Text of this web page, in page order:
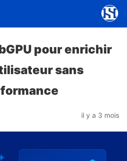
pour enrichir
sans
il y a 3 mois